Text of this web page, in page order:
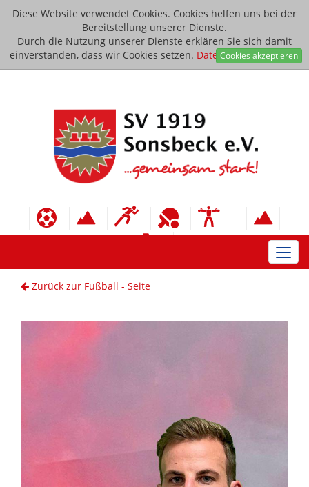
Diese Website verwendet Cookies. Cookies helfen uns bei der
Bereitstellung unserer Dienste.
Durch die Nutzung unserer Dienste erklären Sie sich damit
einverstanden, dass wir Cookies setzen. Datenschutzerklärung
Cookies akzeptieren
Zurück zur Fußball - Seite